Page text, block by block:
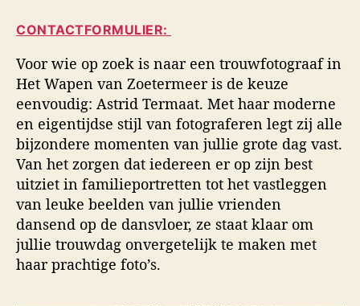
d
s
f
o
t
o
g
r
a
f
i
e
u
e
u
r
u
m
CONTACTFORMULIER:
Voor wie op zoek is naar een trouwfotograaf in
Het Wapen van Zoetermeer is de keuze
eenvoudig: Astrid Termaat. Met haar moderne
en eigentijdse stijl van fotograferen legt zij alle
bijzondere momenten van jullie grote dag vast.
Van het zorgen dat iedereen er op zijn best
uitziet in familieportretten tot het vastleggen
van leuke beelden van jullie vrienden
dansend op de dansvloer, ze staat klaar om
jullie trouwdag onvergetelijk te maken met
haar prachtige foto’s.